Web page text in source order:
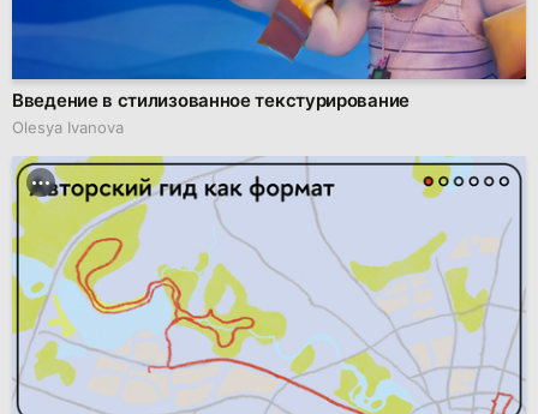
Введение в стилизованное текстурирование
Olesya Ivanova